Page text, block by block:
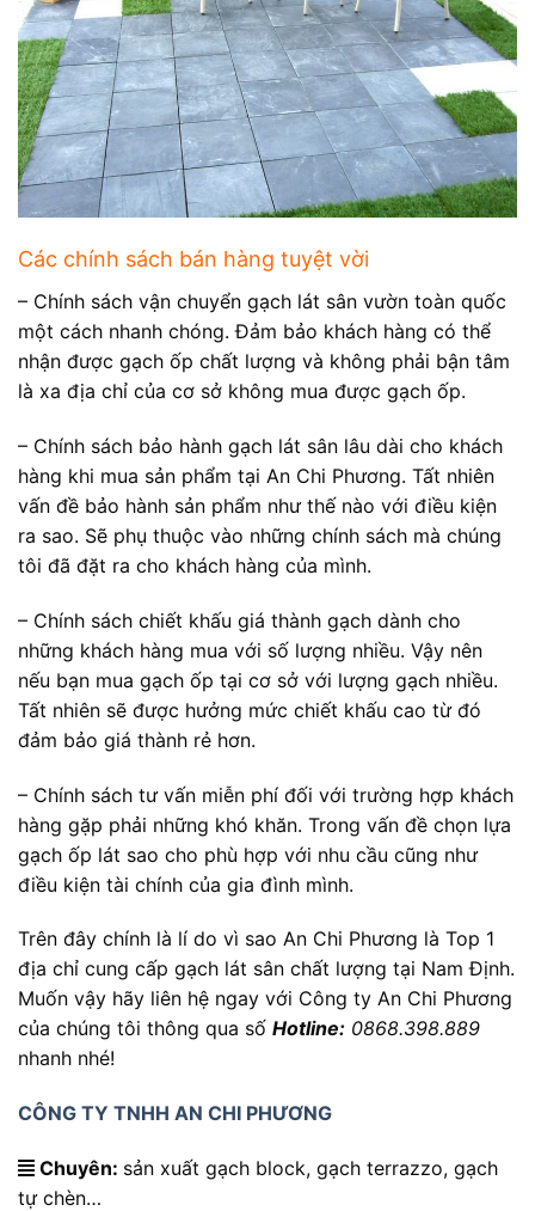
Các chính sách bán hàng tuyệt vời
– Chính sách vận chuyển gạch lát sân vườn toàn quốc
một cách nhanh chóng. Đảm bảo khách hàng có thể
nhận được gạch ốp chất lượng và không phải bận tâm
là xa địa chỉ của cơ sở không mua được gạch ốp.
– Chính sách bảo hành gạch lát sân lâu dài cho khách
hàng khi mua sản phẩm tại An Chi Phương. Tất nhiên
vấn đề bảo hành sản phẩm như thế nào với điều kiện
ra sao. Sẽ phụ thuộc vào những chính sách mà chúng
tôi đã đặt ra cho khách hàng của mình.
– Chính sách chiết khấu giá thành gạch dành cho
những khách hàng mua với số lượng nhiều. Vậy nên
nếu bạn mua gạch ốp tại cơ sở với lượng gạch nhiều.
Tất nhiên sẽ được hưởng mức chiết khấu cao từ đó
đảm bảo giá thành rẻ hơn.
– Chính sách tư vấn miễn phí đối với trường hợp khách
hàng gặp phải những khó khăn. Trong vấn đề chọn lựa
gạch ốp lát sao cho phù hợp với nhu cầu cũng như
điều kiện tài chính của gia đình mình.
Trên đây chính là lí do vì sao An Chi Phương là Top 1
địa chỉ cung cấp gạch lát sân chất lượng tại Nam Định.
Muốn vậy hãy liên hệ ngay với Công ty An Chi Phương
của chúng tôi thông qua số Hotline: 0868.398.889
nhanh nhé!
CÔNG TY TNHH AN CHI PHƯƠNG
Chuyên: sản xuất gạch block, gạch terrazzo, gạch
tự chèn…